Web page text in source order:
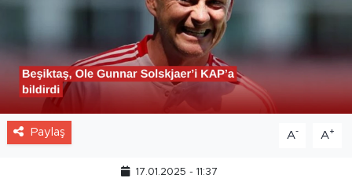
Paylaş A- A+
17.01.2025 - 11:37